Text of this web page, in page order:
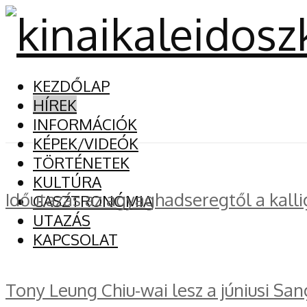
KEZDŐLAP
HÍREK
INFORMÁCIÓK
KÉPEK/VIDEÓK
TÖRTÉNETEK
KULTÚRA
GASZTRONÓMIA
UTAZÁS
KAPCSOLAT
Időutazás az agyaghadseregtől a
Tony Leung Chiu-wai lesz a júniusi